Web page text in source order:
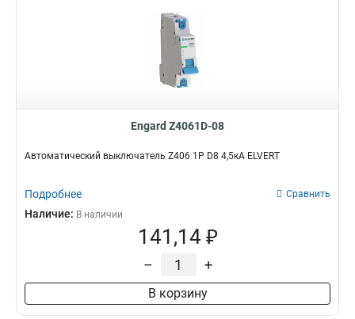
Engard Z4061D-08
Автоматический выключатель Z406 1Р D8 4,5кА ELVERT
Подробнее Сравнить
Наличие: В наличии
141,14 ₽
– +
В корзину